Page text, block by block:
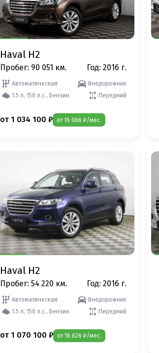
Haval H2
Пробег: 90 051 км. Год: 2016 г.
Автоматическая
Внедорожник
1.5 л, 150 л.с., Бензин
Передний
от 1 034 100 ₽ от 16 066 ₽/мес.
Haval H2
Пробег: 54 220 км. Год: 2016 г.
Автоматическая
Внедорожник
1.5 л, 150 л.с., Бензин
Передний
от 1 070 100 ₽ от 16 626 ₽/мес.